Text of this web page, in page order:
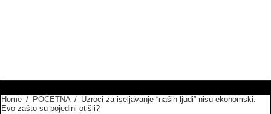
Home / POČETNA / Uzroci za iseljavanje “naših ljudi” nisu ekonomski:
Evo zašto su pojedini otišli?